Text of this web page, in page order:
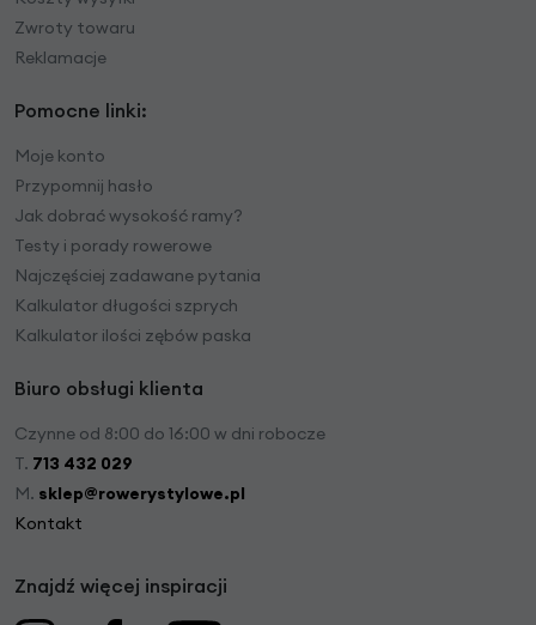
Zwroty towaru
Reklamacje
Pomocne linki:
Moje konto
Przypomnij hasło
Jak dobrać wysokość ramy?
Testy i porady rowerowe
Najczęściej zadawane pytania
Kalkulator długości szprych
Kalkulator ilości zębów paska
Biuro obsługi klienta
Czynne od 8:00 do 16:00 w dni robocze
T. 713 432 029
M. sklep@rowerystylowe.pl
Kontakt
Znajdź więcej inspiracji